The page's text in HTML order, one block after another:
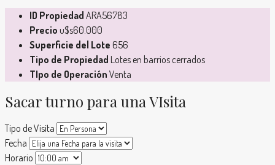
ID Propiedad ARA56783
Precio u$s60.000
Superficie del Lote 656
Tipo de Propiedad Lotes en barrios cerrados
TIpo de Operación Venta
Sacar turno para una VIsita
Tipo de Visita
Fecha
Horario